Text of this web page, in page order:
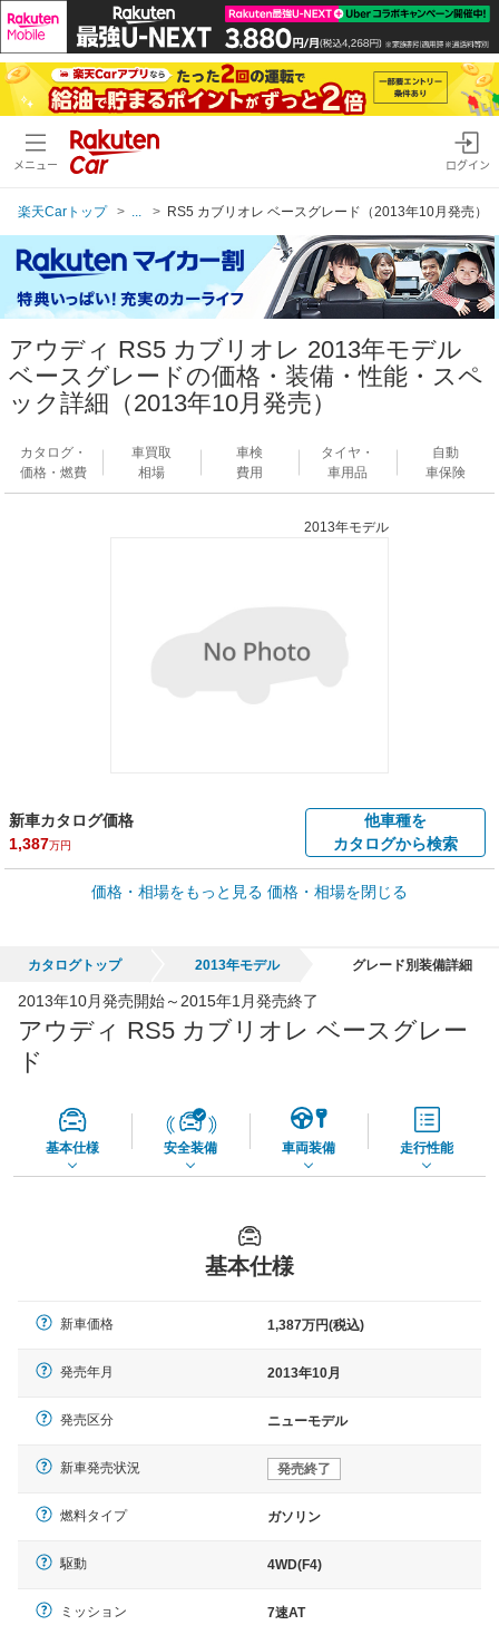
メニュー ログイン
楽天Carトップ RS5 カブリオレ ベースグレード（2013年10月発売）
アウディ RS5 カブリオレ 2013年モデル
ベースグレードの価格・装備・性能・スペ
ック詳細（2013年10月発売）
カタログ・
価格・燃費
車買取
相場
車検
費用
タイヤ・
車用品
自動
車保険
2013年モデル
新車カタログ価格
1,387万円
他車種を
カタログから検索
車買取価格 *
車買取相場
73,850円
価格・相場をもっと見る 価格・相場を閉じる
カタログトップ 2013年モデル グレード別装備詳細
2013年10月発売開始～2015年1月発売終了
アウディ RS5 カブリオレ ベースグレー
ド
基本仕様 安全装備 車両装備 走行性能
基本仕様
新車価格 1,387万円(税込)
発売年月 2013年10月
発売区分 ニューモデル
新車発売状況 発売終了
燃料タイプ ガソリン
駆動 4WD(F4)
ミッション 7速AT